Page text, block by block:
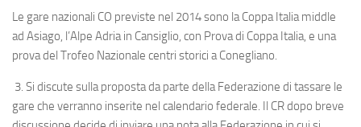
Le gare nazionali CO previste nel 2014 sono la Coppa Italia middle
ad Asiago, l’Alpe Adria in Cansiglio, con Prova di Coppa Italia, e una
prova del Trofeo Nazionale centri storici a Conegliano.
3. Si discute sulla proposta da parte della Federazione di tassare le
gare che verranno inserite nel calendario federale. Il CR dopo breve